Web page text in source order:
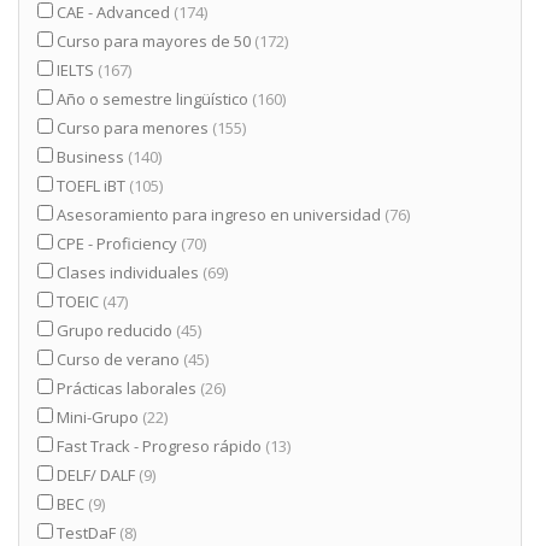
CAE - Advanced (174)
Curso para mayores de 50 (172)
IELTS (167)
Año o semestre lingüístico (160)
Curso para menores (155)
Business (140)
TOEFL iBT (105)
Asesoramiento para ingreso en universidad (76)
CPE - Proficiency (70)
Clases individuales (69)
TOEIC (47)
Grupo reducido (45)
Curso de verano (45)
Prácticas laborales (26)
Mini-Grupo (22)
Fast Track - Progreso rápido (13)
DELF/ DALF (9)
BEC (9)
TestDaF (8)